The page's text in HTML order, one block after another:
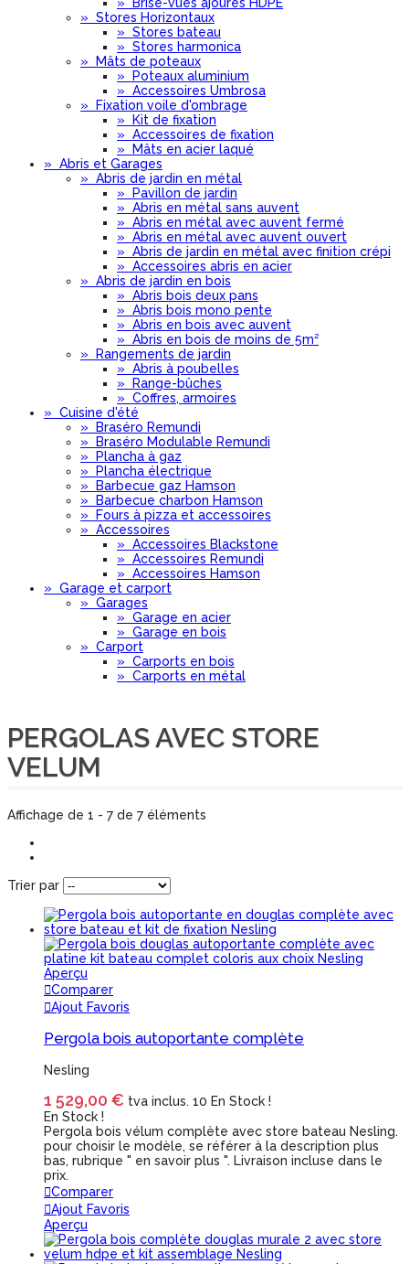
» Stores Horizontaux
» Stores bateau
» Stores harmonica
»
Mâts de poteaux
»
Poteaux aluminium
» Accessoires Umbrosa
»
Fixation voile d'ombrage
»
Kit de fixation
» Accessoires de fixation
»
Mâts en acier laqué
» Abris et Garages
» Abris de jardin en métal
»
Pavillon de jardin
» Abris en métal sans auvent
» Abris en métal avec auvent fermé
» Abris en métal avec auvent ouvert
» Abris de jardin en métal avec finition crépi
» Accessoires abris en acier
» Abris de jardin en bois
» Abris bois deux pans
» Abris bois mono pente
» Abris en bois avec auvent
» Abris en bois de moins de 5m²
»
Rangements de jardin
» Abris à poubelles
»
Range-bûches
» Coffres, armoires
» Cuisine d'été
»
Braséro Remundi
»
Braséro Modulable Remundi
»
Plancha à gaz
»
Plancha électrique
»
Barbecue gaz Hamson
»
Barbecue charbon Hamson
»
Fours à pizza et accessoires
» Accessoires
» Accessoires Blackstone
» Accessoires Remundi
» Accessoires Hamson
» Garage et carport
» Garages
» Garage en acier
» Garage en bois
» Carport
» Carports en bois
» Carports en métal
PERGOLAS AVEC STORE
VELUM
Affichage de 1 - 7 de 7 éléments
Trier par
Aperçu
Comparer
Ajout Favoris
Pergola bois autoportante complète
Nesling
1 529,00 € tva inclus. 10 En Stock !
En Stock !
Pergola bois vélum complète avec store bateau Nesling.
pour choisir le modèle, se référer à la description plus
bas, rubrique " en savoir plus ". Livraison incluse dans le
prix.
Comparer
Ajout Favoris
Aperçu